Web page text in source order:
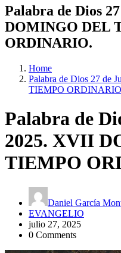
Palabra de Dios
DOMINGO DEL
ORDINARIO.
Home
Palabra de Dios 27 de
TIEMPO
Palabra de
2025. XVII
TIEMPO
Daniel García
EVANGELIO
julio 27, 2025
0 Comments